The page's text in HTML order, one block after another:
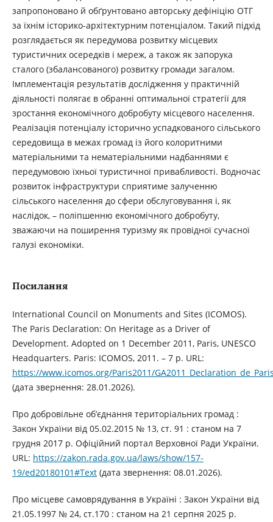
запропоновано й обґрунтовано авторську дефініцію ОТГ
за їхнім історико-архітектурним потенціалом. Такий підхід
розглядається як передумова розвитку місцевих
туристичних осередків і мереж, а також як запорука
сталого (збалансованого) розвитку громади загалом.
Імплементація результатів дослідження у практичній
діяльності полягає в обранні оптимальної стратегії для
зростання економічного добробуту місцевого населення.
Реалізація потенціалу історично успадкованого сільського
середовища в межах громад із його колоритними
матеріальними та нематеріальними надбаннями є
передумовою їхньої туристичної привабливості. Водночас
розвиток інфраструктури сприятиме залученню
сільського населення до сфери обслуговування і, як
наслідок, – поліпшенню економічного добробуту,
зважаючи на поширення туризму як провідної сучасної
галузі економіки.
Посилання
International Council on Monuments and Sites (ICOMOS).
The Paris Declaration: On Heritage as a Driver of
Development. Adopted on 1 December 2011, Paris, UNESCO
Headquarters. Paris: ICOMOS, 2011. – 7 p. URL:
https://www.icomos.org/Paris2011/
(дата звернення: 28.01.2026).
Про добровільне об’єднання територіальних громад :
Закон України від 05.02.2015 № 13, ст. 91 : станом на 7
грудня 2017 р. Офіційний портал Верховної Ради України.
URL: https://zakon.rada.gov.ua/laws/show/157-
19/ed20180101#Text(дата звернення: 08.01.2026).
Про місцеве самоврядування в Україні : Закон України від
21.05.1997 № 24, ст.170 : станом на 21 серпня 2025 р.